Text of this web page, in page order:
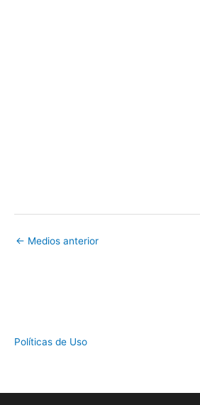
← Medios anterior
Políticas de Uso